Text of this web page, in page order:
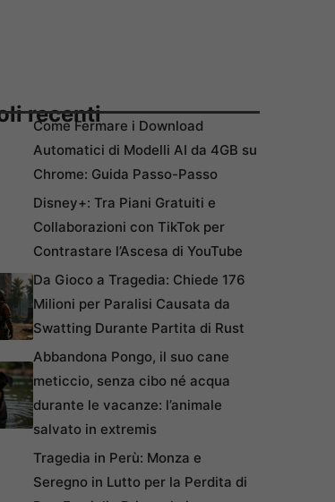
recenti
Come Fermare i Download
Automatici di Modelli AI da 4GB su
Chrome: Guida Passo-Passo
Disney+: Tra Piani Gratuiti e
Collaborazioni con TikTok per
Contrastare l’Ascesa di YouTube
Da Gioco a Tragedia: Chiede 176
Milioni per Paralisi Causata da
Swatting Durante Partita di Rust
Abbandona Pongo, il suo cane
meticcio, senza cibo né acqua
durante le vacanze: l’animale
salvato in extremis
Tragedia in Perù: Monza e
Seregno in Lutto per la Perdita di